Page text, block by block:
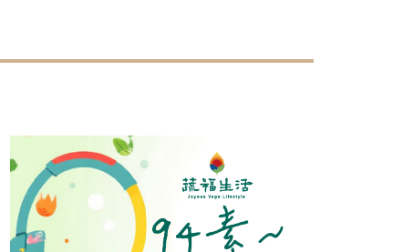
圖說：捐血民眾表示，能為社會盡一分心力，深感歡喜。 人間社